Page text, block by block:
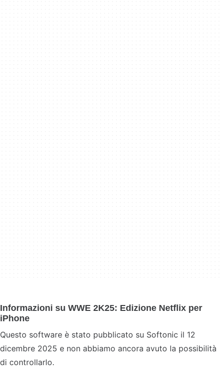
Informazioni su WWE 2K25: Edizione Netflix per
iPhone
Questo software è stato pubblicato su Softonic il 12
dicembre 2025 e non abbiamo ancora avuto la possibilità
di controllarlo.